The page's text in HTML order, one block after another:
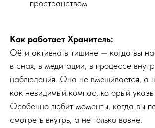
пространством
Как работает Хранитель:
Оёти активна в тишине — когда вы
в снах, в медитации, в процессе
наблюдения. Она не вмешивается, а
как невидимый компас, который
Особенно любит моменты, когда вы
смотреть внутрь, а не только вовне.